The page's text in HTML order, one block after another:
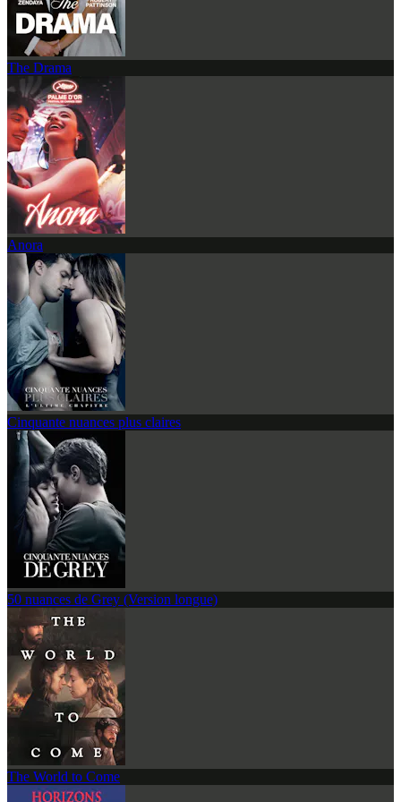
The Drama
Anora
Cinquante nuances plus claires
50 nuances de Grey (Version longue)
The World to Come